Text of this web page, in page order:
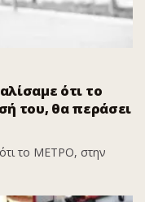
ότι το
του, θα περάσει
το ΜΕΤΡΟ, στην